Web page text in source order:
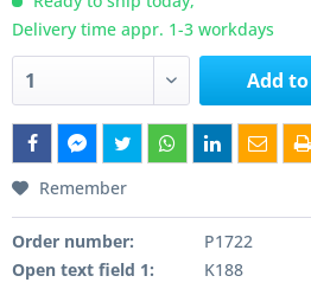
Delivery time appr. 1-3 workdays
Add to
Remember
Order number:
P1722
Open text field 1:
K188